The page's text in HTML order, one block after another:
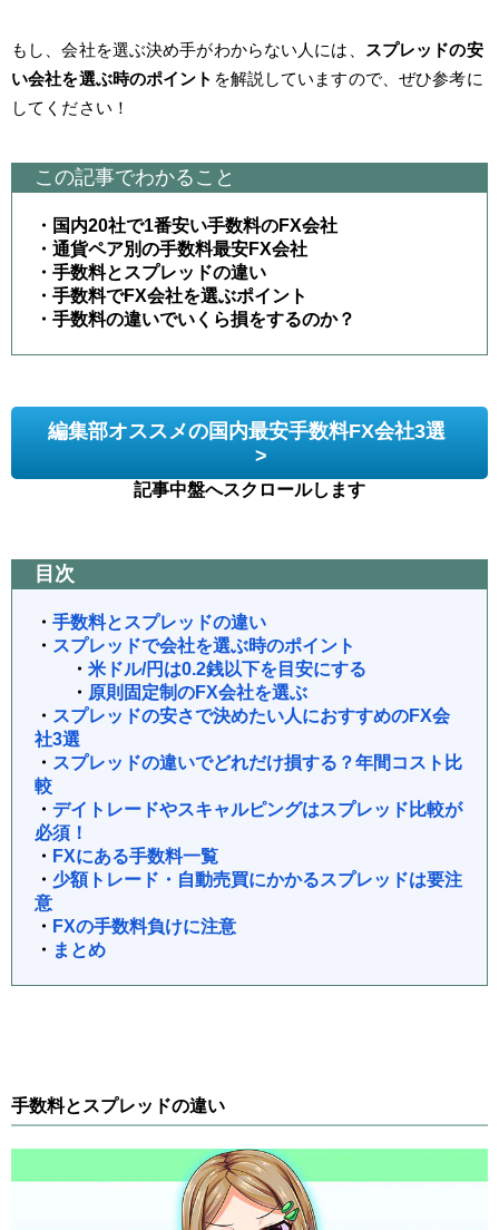
もし、会社を選ぶ決め手がわからない人には、
スプレッドの安
い会社を選ぶ時のポイント を解説していますので、ぜひ参考に
してください！
この記事でわかること
・国内20社で1番安い手数料のFX会社
・通貨ペア別の手数料最安FX会社
・手数料とスプレッドの違い
・手数料でFX会社を選ぶポイント
・手数料の違いでいくら損をするのか？
編集部オススメの国内最安手数料FX会社3選
>
記事中盤へスクロールします
目次
・ 手数料とスプレッドの違い
・ スプレッドで会社を選ぶ時のポイント
・ 米ドル/円は0.2銭以下を目安にする
・ 原則固定制のFX会社を選ぶ
・ スプレッドの安さで決めたい人におすすめのFX会
社3選
・ スプレッドの違いでどれだけ損する？年間コスト比
較
・ デイトレードやスキャルピングはスプレッド比較が
必須！
・ FXにある手数料一覧
・ 少額トレード・自動売買にかかるスプレッドは要注
意
・ FXの手数料負けに注意
・ まとめ
手数料とスプレッドの違い